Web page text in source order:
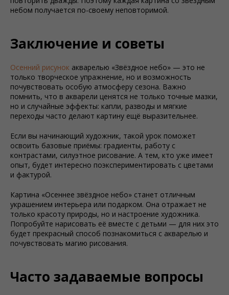
небом получается по-своему неповторимой.
Заключение и советы
Осенний рисунок акварелью «Звёздное небо» — это не
только творческое упражнение, но и возможность
почувствовать особую атмосферу сезона. Важно
помнить, что в акварели ценятся не только точные мазки,
но и случайные эффекты: капли, разводы и мягкие
переходы часто делают картину ещё выразительнее.
Если вы начинающий художник, такой урок поможет
освоить базовые приёмы: градиенты, работу с
контрастами, силуэтное рисование. А тем, кто уже имеет
опыт, будет интересно поэкспериментировать с цветами
и фактурой.
Картина «Осеннее звёздное небо» станет отличным
украшением интерьера или подарком. Она отражает не
только красоту природы, но и настроение художника.
Попробуйте нарисовать её вместе с детьми — для них это
будет прекрасный способ познакомиться с акварелью и
почувствовать магию рисования.
Часто задаваемые вопросы